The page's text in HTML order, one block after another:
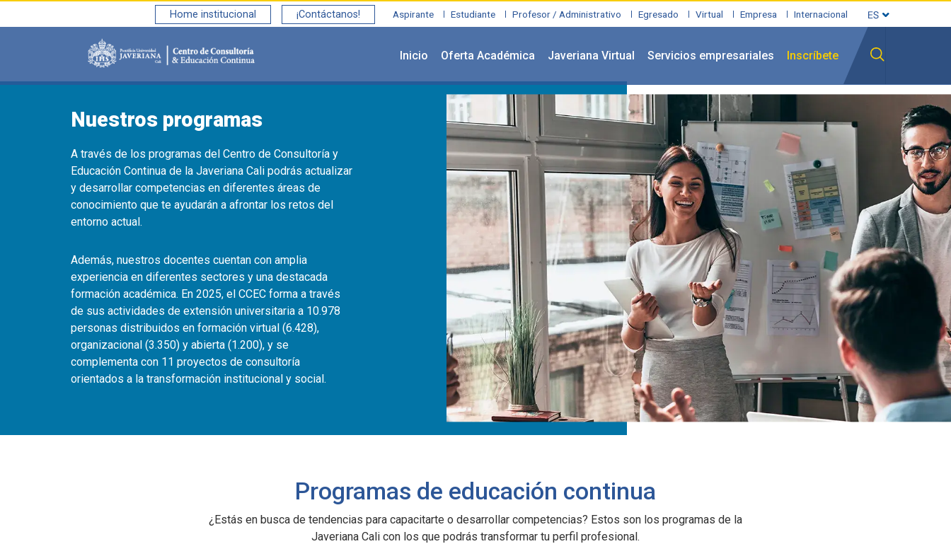
Aspirante Estudiante Profesor / Administrativo Egresado Virtual Empresa Internacional
Home institucional ¡Contáctanos!
Inicio Oferta Académica Javeriana Virtual Servicios empresariales Inscríbete
Nuestros programas
A través de los programas del Centro de Consultoría y
Educación Continua de la Javeriana Cali podrás actualizar
y desarrollar competencias en diferentes áreas de
conocimiento que te ayudarán a afrontar los retos del
entorno actual.
Además, nuestros docentes cuentan con amplia
experiencia en diferentes sectores y una destacada
formación académica. En 2025, el CCEC forma a través
de sus actividades de extensión universitaria a 10.978
personas distribuidos en formación virtual (6.428),
organizacional (3.350) y abierta (1.200), y se
complementa con 11 proyectos de consultoría
orientados a la transformación institucional y social.
Programas de educación continua
¿Estás en busca de tendencias para capacitarte o desarrollar competencias? Estos son los programas de la
Javeriana Cali con los que podrás transformar tu perfil profesional.